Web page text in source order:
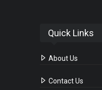
Quick Links
About Us
Contact Us